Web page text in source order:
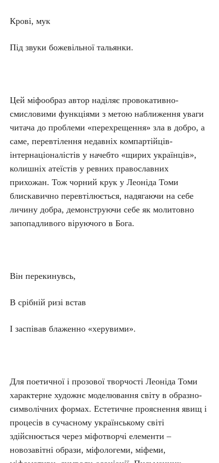
Крові, мук
Під звуки божевільної тальянки.
Цей міфообраз автор наділяє провокативно-
смисловими функціями з метою наближення уваги
читача до проблеми «перехрещення» зла в добро, а
саме, перевтілення недавніх компартійців-
інтернаціоналістів у начебто «щирих українців»,
колишніх атеїстів у ревних православних
прихожан. Тож чорний крук у Леоніда Томи
блискавично перевтілюється, надягаючи на себе
личину добра, демонструючи себе як молитовно
запопадливого віруючого в Бога.
Він перекинувсь,
В срібній ризі встав
І заспівав блаженно «херувими».
Для поетичної і прозової творчості Леоніда Томи
характерне художнє моделювання світу в образно-
символічних формах. Естетичне прояснення явищ і
процесів в сучасному українському світі
здійснюється через міфотворчі елементи –
новозавітні образи, міфологеми, міфеми,